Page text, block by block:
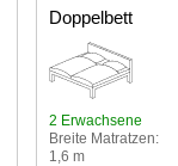
Doppelbett
2 Erwachsene
Breite Matratzen:
1,6 m